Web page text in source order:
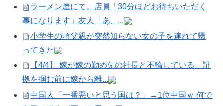
ラーメン屋にて。店員「30分ほどお待ちいただく
事になります」友人「あ、...
小学生の頃父親が突然知らない女の子を連れて帰
ってきた
【4/4】 嫁が嫁の勤め先の社長と不輪している。証
拠を掴む前に嫁から離...
中国人「一番悪いと思う国は？」→1位中国ｗ 何で